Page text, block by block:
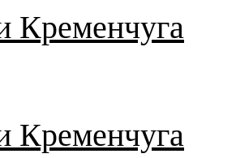
Кременчуга
Кременчуга